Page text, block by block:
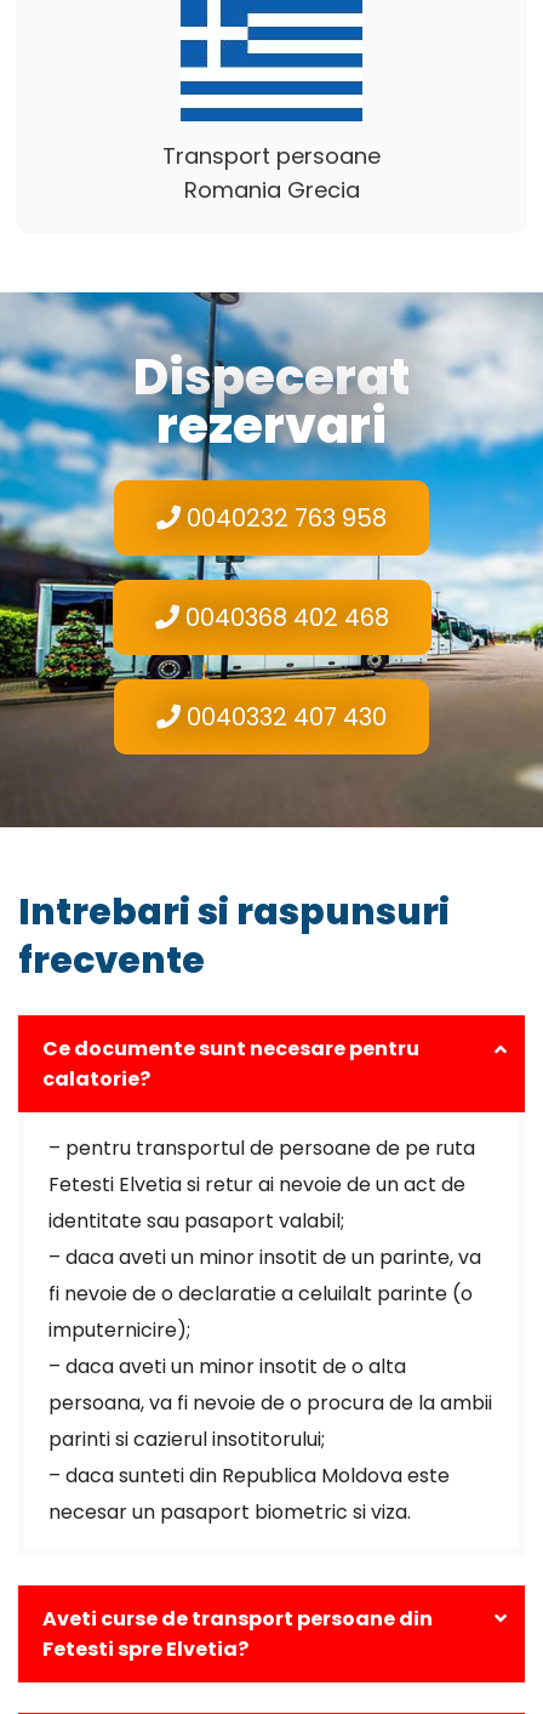
Transport persoane
Romania Grecia
Dispecerat
rezervari
0040232 763 958
0040368 402 468
0040332 407 430
Intrebari si raspunsuri
frecvente
Ce documente sunt necesare pentru
calatorie?
– pentru transportul de persoane de pe ruta
Fetesti Elvetia si retur ai nevoie de un act de
identitate sau pasaport valabil;
– daca aveti un minor insotit de un parinte, va
fi nevoie de o declaratie a celuilalt parinte (o
imputernicire);
– daca aveti un minor insotit de o alta
persoana, va fi nevoie de o procura de la ambii
parinti si cazierul insotitorului;
– daca sunteti din Republica Moldova este
necesar un pasaport biometric si viza.
Aveti curse de transport persoane din
Fetesti spre Elvetia?